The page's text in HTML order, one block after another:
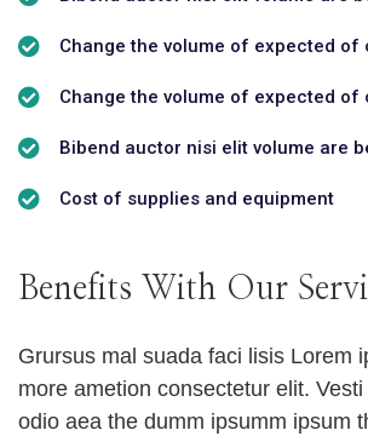
Change the volume of expected of
Change the volume of expected of
Bibend auctor nisi elit volume are
Cost of supplies and equipment
Benefits With Our
Grursus mal suada faci lisis Lorem
more ametion consectetur elit.
odio aea the dumm ipsumm ipsum